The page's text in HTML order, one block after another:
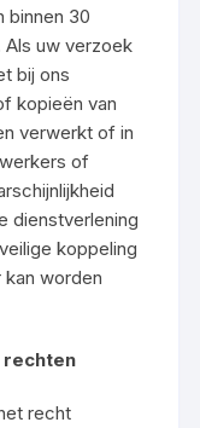
binnen 30
uw verzoek
bij ons
kopieën van
verwerkt of in
of
dienstverlening
koppeling
kan worden
rechten
recht